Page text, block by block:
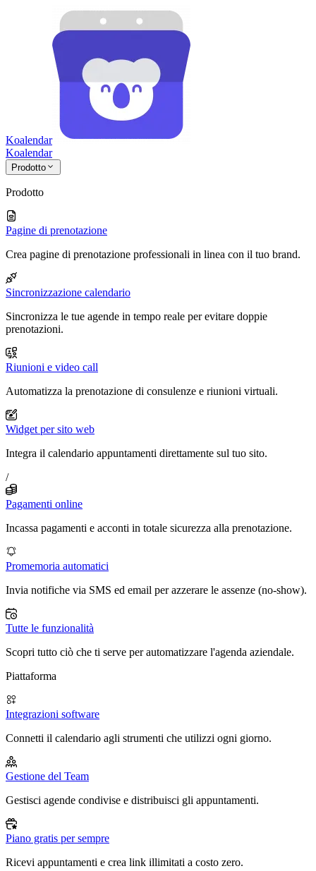
Koalendar
Koalendar
Prodotto
Prodotto
Pagine di prenotazione
Crea pagine di prenotazione professionali in linea con il tuo brand.
Sincronizzazione calendario
Sincronizza le tue agende in tempo reale per evitare doppie
prenotazioni.
Riunioni e video call
Automatizza la prenotazione di consulenze e riunioni virtuali.
Widget per sito web
Integra il calendario appuntamenti direttamente sul tuo sito.
/
Pagamenti online
Incassa pagamenti e acconti in totale sicurezza alla prenotazione.
Promemoria automatici
Invia notifiche via SMS ed email per azzerare le assenze (no-show).
Tutte le funzionalità
Scopri tutto ciò che ti serve per automatizzare l'agenda aziendale.
Piattaforma
Integrazioni software
Connetti il calendario agli strumenti che utilizzi ogni giorno.
Gestione del Team
Gestisci agende condivise e distribuisci gli appuntamenti.
Piano gratis per sempre
Ricevi appuntamenti e crea link illimitati a costo zero.